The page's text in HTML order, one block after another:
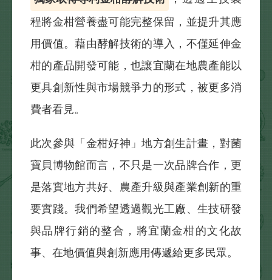
程將金柑營養盡可能完整保留，並提升其應
用價值。藉由酵解技術的導入，不僅延伸金
柑的產品開發可能，也讓宜蘭在地農產能以
更具創新性與市場競爭力的形式，被更多消
費者看見。
此次參與「金柑好神」地方創生計畫，對菌
寶貝博物館而言，不只是一次品牌合作，更
是落實地方共好、農產升級與產業創新的重
要實踐。我們希望透過觀光工廠、生技研發
與品牌行銷的整合，將宜蘭金柑的文化故
事、在地價值與創新應用傳遞給更多民眾。